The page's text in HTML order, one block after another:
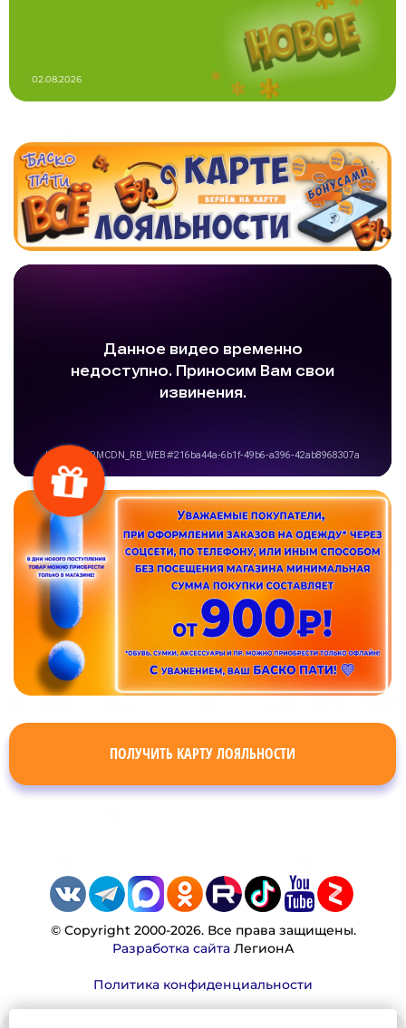
02.08.2026
ПОЛУЧИТЬ КАРТУ ЛОЯЛЬНОСТИ
© Copyright 2000-2026. Все права защищены.
Разработка сайтаЛегионА
Политика конфиденциальности